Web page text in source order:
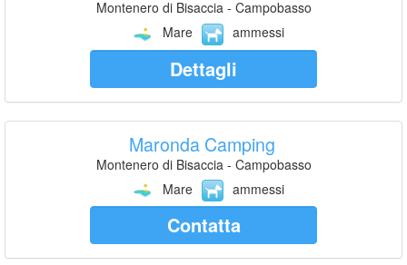
Montenero di Bisaccia - Campobasso
Mare
ammessi
Dettagli
Maronda Camping
Montenero di Bisaccia - Campobasso
Mare
ammessi
Contatta